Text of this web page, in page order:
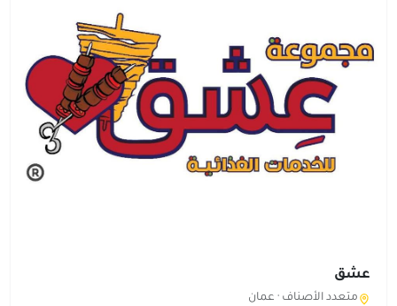
عشق
متعدد الأصناف · عمان